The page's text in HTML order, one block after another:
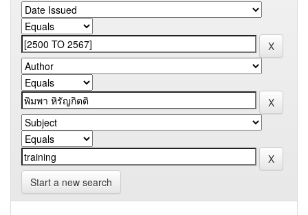
Start a new search